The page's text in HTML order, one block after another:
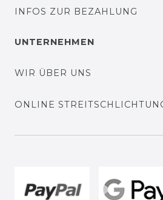
INFOS ZUR BEZAHLUNG
UNTERNEHMEN
WIR ÜBER UNS
ONLINE